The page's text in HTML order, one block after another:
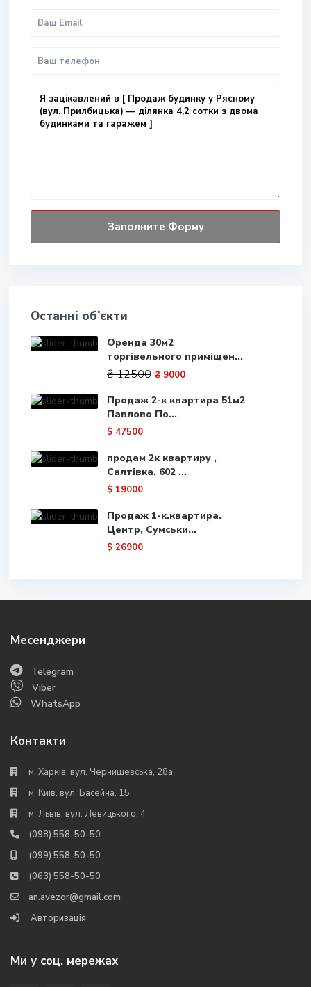
Останні об’єкти
Оренда 30м2
торгівельного приміщен...
₴ 12500 ₴ 9000
Продаж 2-к квартира 51м2
Павлово По...
$ 47500
продам 2к квартиру ,
Салтівка, 602 ...
$ 19000
Продаж 1-к.квартира.
Центр, Сумськи...
$ 26900
Месенджери
Telegram
Viber
WhatsApp
Контакти
м. Харків, вул. Чернишевська, 28а
м. Київ, вул. Басейна, 15
м. Львів, вул. Левицького, 4
(098) 558-50-50
(099) 558-50-50
(063) 558-50-50
an.avezor@gmail.com
Авторизація
Ми у соц. мережах